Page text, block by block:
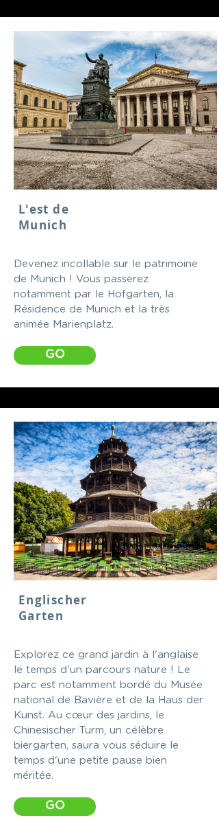
L'est de
Munich
Devenez incollable sur le patrimoine
de Munich ! Vous passerez
notamment par le Hofgarten, la
Résidence de Munich et la très
animée Marienplatz.
GO
Englischer
Garten
Explorez ce grand jardin à l'anglaise
le temps d'un parcours nature ! Le
parc est notamment bordé du Musée
national de Bavière et de la Haus der
Kunst. Au cœur des jardins, le
Chinesischer Turm, un célèbre
biergarten, saura vous séduire le
temps d'une petite pause bien
méritée.
GO